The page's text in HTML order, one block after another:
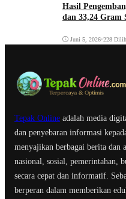
Hasil
dan 33,24 Gram
Juni 5, 2026•228
Tepak Online adalah media
dan penyebaran informasi
menyajikan berbagai berita dan
nasional, sosial, pemerintahan,
secara cepat dan informatif.
berperan dalam memberikan